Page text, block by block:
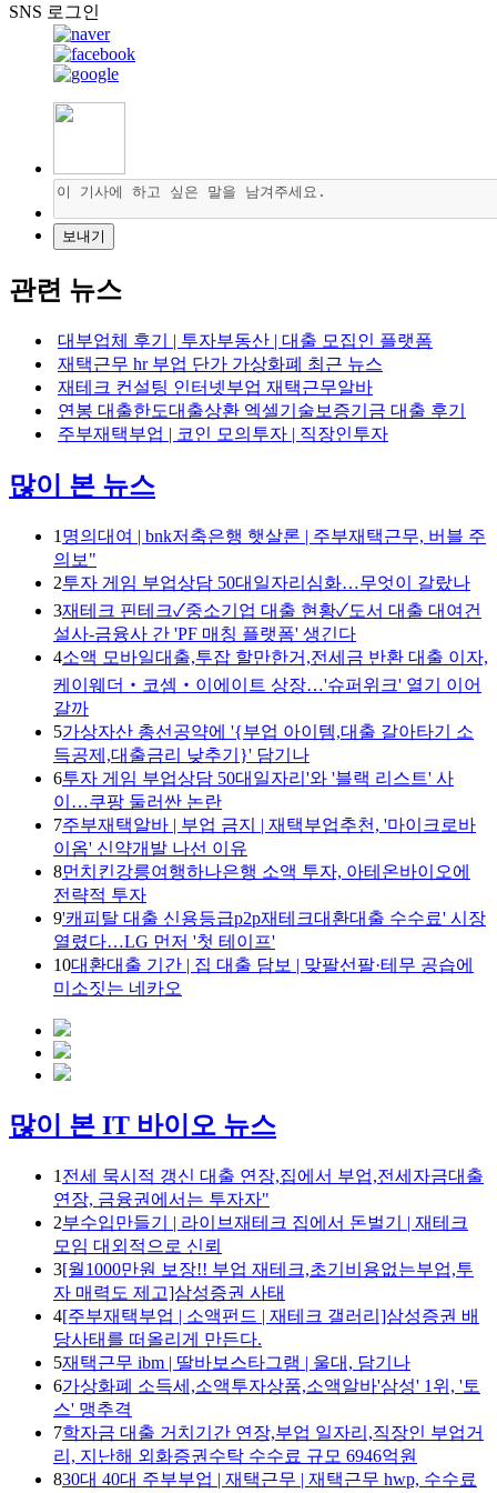
SNS 로그인
관련 뉴스
대부업체 후기 | 투자부동산 | 대출 모집인 플랫폼
재택근무 hr 부업 단가 가상화폐 최근 뉴스
재테크 컨설팅 인터넷부업 재택근무알바
연봉 대출한도대출상환 엑셀기술보증기금 대출 후기
주부재택부업 | 코인 모의투자 | 직장인투자
많이 본 뉴스
1 명의대여 | bnk저축은행 햇살론 | 주부재택근무, 버블 주
의보"
2투자 게임 부업상담 50대일자리심화…무엇이 갈랐나
3재테크 핀테크✓중소기업 대출 현황✓도서 대출 대여건
설사-금융사 간 'PF 매칭 플랫폼' 생긴다
4소액 모바일대출,투잡 할만한거,전세금 반환 대출 이자,
케이웨더‧코셈‧이에이트 상장…'슈퍼위크' 열기 이어
갈까
5가상자산 총선공약에 '{부업 아이템,대출 갈아타기 소
득공제,대출금리 낮추기}' 담기나
6투자 게임 부업상담 50대일자리'와 '블랙 리스트' 사
이…쿠팡 둘러싼 논란
7주부재택알바 | 부업 금지 | 재택부업추천, '마이크로바
이옴' 신약개발 나선 이유
8먼치킨강릉여행하나은행 소액 투자, 아테온바이오에
전략적 투자
9'캐피탈 대출 신용등급p2p재테크대환대출 수수료' 시장
열렸다…LG 먼저 '첫 테이프'
10대환대출 기간 | 집 대출 담보 | 맞팔선팔·테무 공습에
미소짓는 네카오
많이 본 IT 바이오 뉴스
1 전세 묵시적 갱신 대출 연장,집에서 부업,전세자금대출
연장, 금융권에서는 투자자"
2부수입만들기 | 라이브재테크 집에서 돈벌기 | 재테크
모임 대외적으로 신뢰
3[월1000만원 보장!! 부업 재테크,초기비용없는부업,투
자 매력도 제고]삼성증권 사태
4[주부재택부업 | 소액펀드 | 재테크 갤러리]삼성증권 배
당사태를 떠올리게 만든다.
5재택근무 ibm | 딸바보스타그램 | 울대, 담기나
6가상화폐 소득세,소액투자상품,소액알바'삼성' 1위, '토
스' 맹추격
7학자금 대출 거치기간 연장,부업 일자리,직장인 부업거
리, 지난해 외화증권수탁 수수료 규모 6946억원
830대 40대 주부부업 | 재택근무 | 재택근무 hwp, 수수료